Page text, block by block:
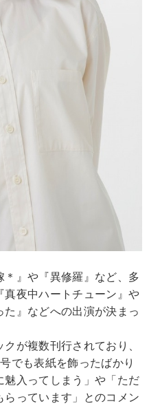
』や『異修羅』など、多
真夜中ハートチューン』や
た』などへの出演が決まっ
が複数刊行されており、
でも表紙を飾ったばかり
魅入ってしまう」や「ただ
っています」とのコメン